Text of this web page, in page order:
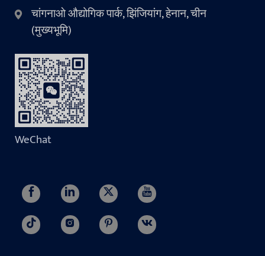
चांगनाओ औद्योगिक पार्क, झिंजियांग, हेनान, चीन
(मुख्यभूमि)
WeChat